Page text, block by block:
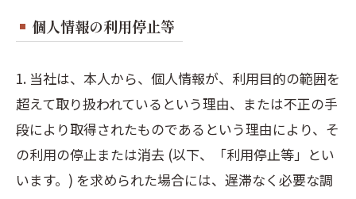
個人情報の利用停止等
1. 当社は、本人から、個人情報が、利用目的の範囲を
超えて取り扱われているという理由、または不正の手
段により取得されたものであるという理由により、そ
の利用の停止または消去 (以下、「利用停止等」とい
います。) を求められた場合には、遅滞なく必要な調